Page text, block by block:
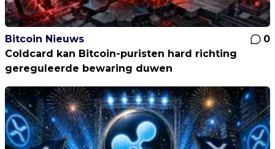
Bitcoin Nieuws
0
Coldcard kan Bitcoin-puristen hard richting
gereguleerde bewaring duwen